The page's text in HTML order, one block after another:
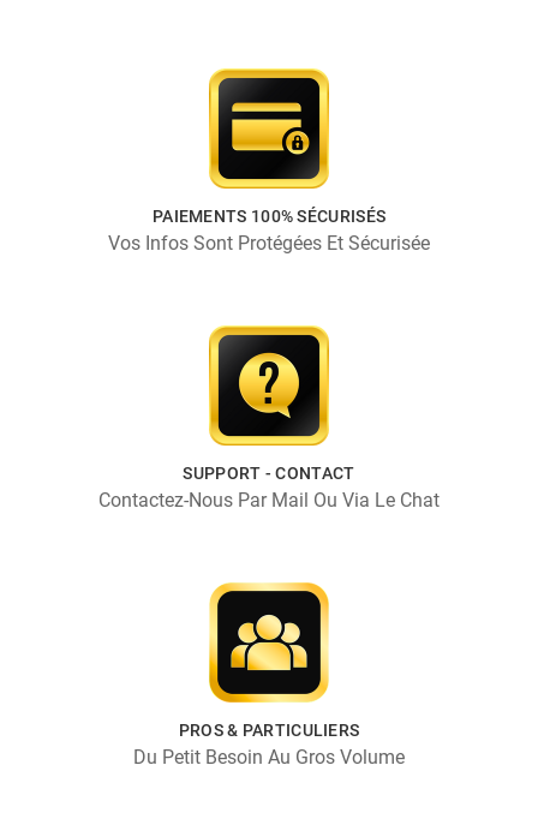
PAIEMENTS 100% SÉCURISÉS
Vos Infos Sont Protégées Et Sécurisée
SUPPORT - CONTACT
Contactez-Nous Par Mail Ou Via Le Chat
PROS & PARTICULIERS
Du Petit Besoin Au Gros Volume